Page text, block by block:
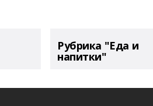
Рубрика "Еда и
напитки"